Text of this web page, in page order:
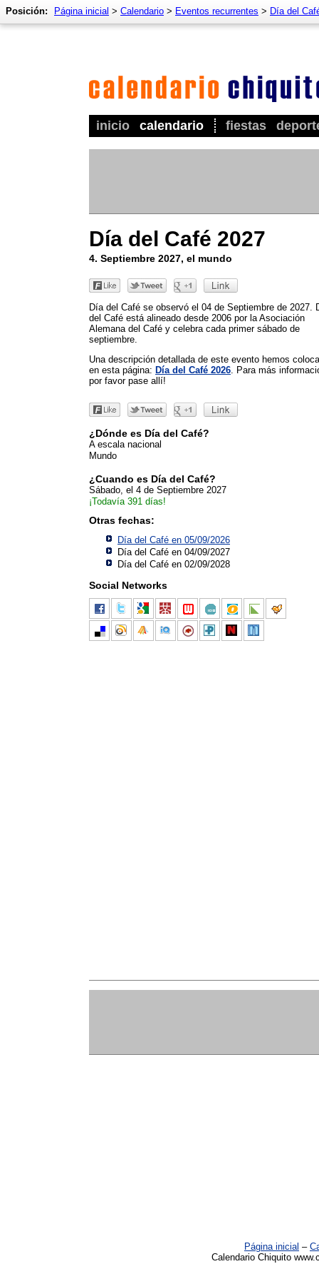
inicio calendario fiestas
Posición: Página inicial > Calendario > Eventos recurrentes > Día del
Día del Café 2027
4. Septiembre 2027, el mundo
Día del Café se observó el 04 de Septiembre de 2027.
del Café está alineado desde 2006 por la Asociación
Alemana del Café y celebra cada primer sábado de
septiembre.
Una descripción detallada de este evento hemos
en esta página: Día del Café 2026 . Para más
por favor pase allí!
¿Dónde es Día del Café?
A escala nacional
Mundo
¿Cuando es Día del Café?
Sábado, el 4 de Septiembre 2027
¡Todavía 391 días!
Otras fechas:
Día del Café en 05/09/2026
Día del Café en 04/09/2027
Día del Café en 02/09/2028
Social Networks
Página inicial –
Calendario Chiquito